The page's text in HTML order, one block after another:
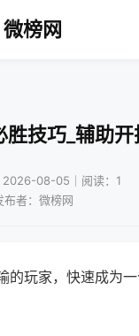
微榜网
技巧_辅助
2026-08-05｜阅读：1
布者：微榜网
玩家，快速成为